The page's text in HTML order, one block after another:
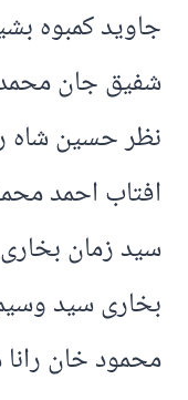
جاوید کمبوہ
شفیق جان
نظر حسین شاہ
افتاب احمد
سید زمان
بخاری سید
محمود خان